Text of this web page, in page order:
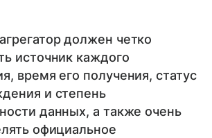
должен четко
источник каждого
время его получения, статус
и степень
данных, а также очень
официальное